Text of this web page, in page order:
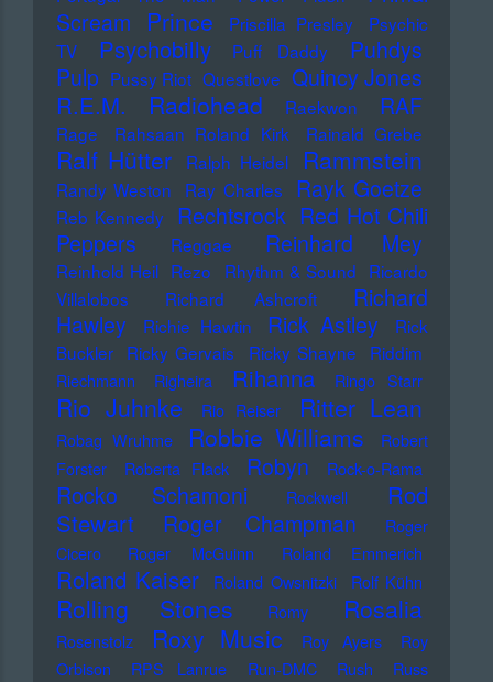
Scream
Prince Priscilla Presley
Psychic
TV
Psychobilly Puff Daddy
Puhdys
Pulp Pussy Riot Questlove Quincy Jones
R.E.M. Radiohead Raekwon RAF
Rage Rahsaan Roland Kirk Rainald Grebe
Ralf Hütter Ralph Heidel Rammstein
Randy Weston Ray Charles Rayk Goetze
Reb Kennedy Rechtsrock Red Hot Chili
Peppers
Reggae Reinhard Mey
Reinhold Heil Rezo Rhythm & Sound Ricardo
Villalobos
Richard Ashcroft
Richard
Hawley
Richie Hawtin Rick Astley
Rick
Buckler
Ricky Gervais Ricky Shayne Riddim
Riechmann Righeira Rihanna Ringo Starr
Rio Juhnke Rio Reiser Ritter Lean
Robag Wruhme Robbie Williams
Robert
Forster
Roberta Flack Robyn Rock-o-Rama
Rocko Schamoni Rockwell
Rod
Stewart
Roger Champman
Roger
Cicero
Roger McGuinn Roland Emmerich
Roland Kaiser Roland Owsnitzki Rolf Kühn
Rolling Stones Romy Rosalia
Rosenstolz Roxy Music Roy Ayers
Roy
Orbison
RPS Lanrue Run-DMC Rush
Russ